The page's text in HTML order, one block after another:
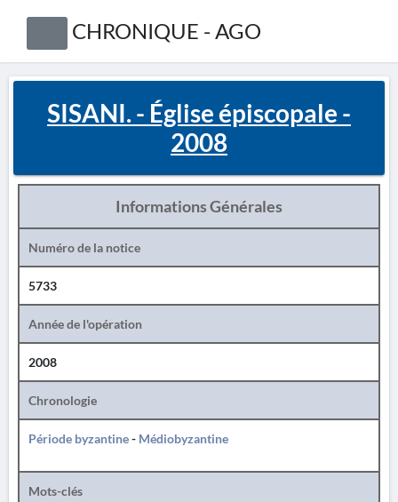
CHRONIQUE - AGO
SISANI. - Église épiscopale -
2008
Informations Générales
Numéro de la notice
5733
Année de l'opération
2008
Chronologie
Période byzantine- Médiobyzantine
Mots-clés